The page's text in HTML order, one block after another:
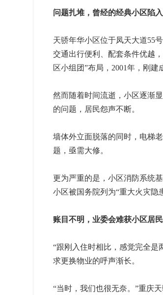
问题扎堆，曾经的经典小区陷
天骄年华小区位于凤天大道55
交通出行便利、配套条件优越
区小组团”布局，2001年，刚建
然而随着时间流逝，小区逐渐
的问题，居民怨声不断。
墙体外立面脱落的同时，电梯
题，亟需大修。
更为严重的是，小区消防系统
小区被国务院列为“重大火灾隐
账目不明，业委会难获小区居
“跟刚入住时相比，感觉完全是
求更换物业的呼声渐长。
“当时，我们也很无奈。”重庆